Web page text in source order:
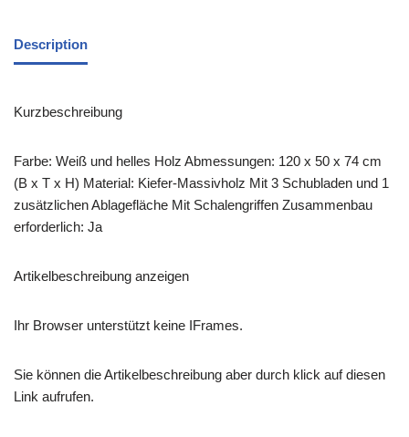
Description
Kurzbeschreibung
Farbe: Weiß und helles Holz Abmessungen: 120 x 50 x 74 cm
(B x T x H) Material: Kiefer-Massivholz Mit 3 Schubladen und 1
zusätzlichen Ablagefläche Mit Schalengriffen Zusammenbau
erforderlich: Ja
Artikelbeschreibung anzeigen
Ihr Browser unterstützt keine IFrames.
Sie können die Artikelbeschreibung aber durch klick auf diesen
Link aufrufen.